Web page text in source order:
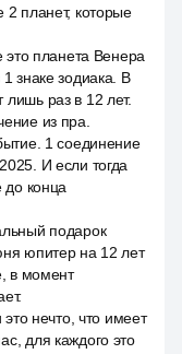
2 планет, которые
это планета Венера
знаке зодиака. В
раз в 12 лет.
из пра.
1 соединение
И если тогда
до конца
подарок
юпитер на 12 лет
в момент
нечто, что имеет
для каждого это